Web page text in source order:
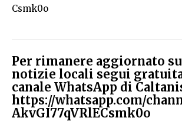
Csmk0o
Per rimanere aggiornato
notizie locali segui
canale WhatsApp di
https://whatsapp.com/
AkvGI77qVRlECsmk0o